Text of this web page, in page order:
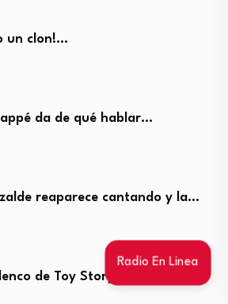
Radio En Linea
un clon!…
da de qué hablar…
reaparece cantando y la…
de Toy Story…